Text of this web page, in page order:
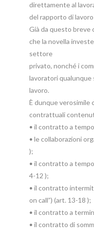
direttamente al
del rapporto di
Già da questo breve
che la novella
settore
privato, nonché i
lavoratori qualunque
lavoro.
È dunque
contrattuali
• il contratto a
• le collaborazioni
);
• il contratto a
4-12 );
• il contratto
on call”) (art. 13-18 );
• il contratto a
• il contratto di